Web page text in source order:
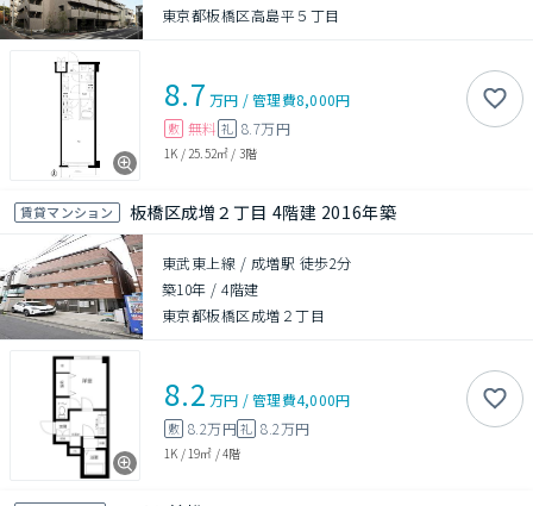
東京都板橋区高島平５丁目
8.7 万円 /管理費8,000円
敷 無料 礼 8.7万円
1K / 25.52㎡ / 3階
賃貸マンション 板橋区成増２丁目 4階建 2016年築
東武東上線 / 成増駅 徒歩2分
築10年 /4階建
東京都板橋区成増２丁目
8.2 万円 /管理費4,000円
敷 8.2万円礼 8.2万円
1K / 19㎡ /4階